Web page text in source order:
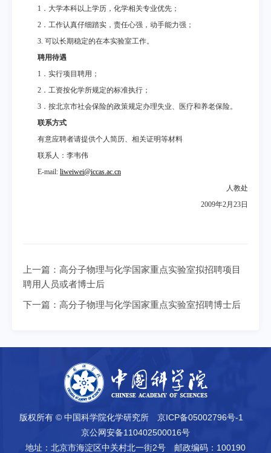
1 ．大学本科以上学历，化学相关专业优先；
2 ．工作认真仔细踏实，责任心强，动手能力强；
3. 可以长期稳定的在本实验室工作。
聘用待遇
1 ．实行项目聘用；
2 ．工资按化学所规定的标准执行；
3 ．按北京市社会保险的政策规定办理失业、医疗和养老保险。
联系方式
有意应聘者请提供个人简历、相关证明等材料
联系人：李韦伟
E-mail: liweiwei@iccas.ac.cn
人教处
2009年2月 23日
上一篇： 高分子物理与化学国家重点实验室拟招聘项目
聘用人员或者博士后
下一篇： 高分子物理与化学国家重点实验室招聘博士后
版权所有 © 中国科学院化学研究所
京ICP备05002796号-1
京公网安备110402500016号
地址：北京市海淀区中关村北一街2号
邮政编码：100190